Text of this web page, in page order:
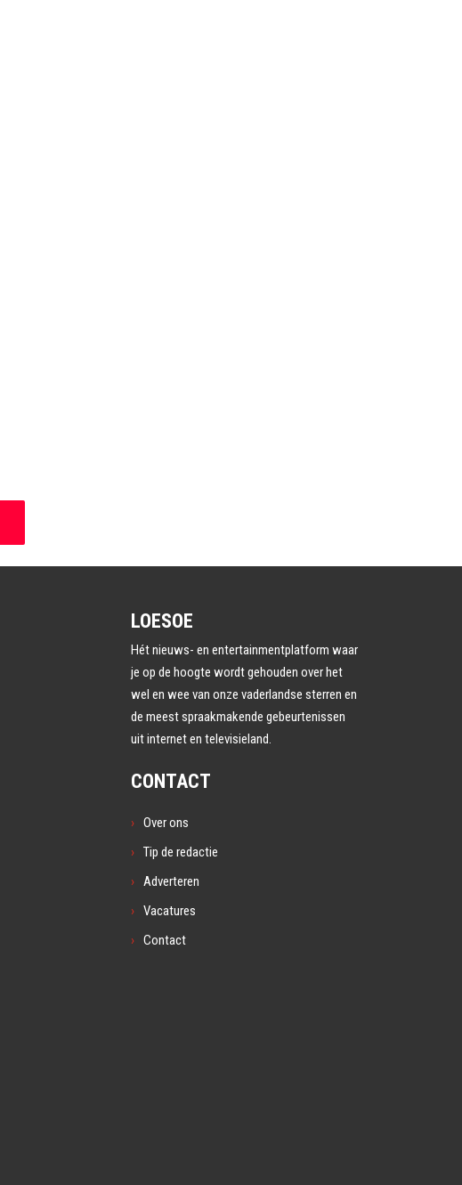
LOESOE
Hét nieuws- en entertainmentplatform waar
je op de hoogte wordt gehouden over het
wel en wee van onze vaderlandse sterren en
de meest spraakmakende gebeurtenissen
uit internet en televisieland.
CONTACT
Over ons
Tip de redactie
Adverteren
Vacatures
Contact